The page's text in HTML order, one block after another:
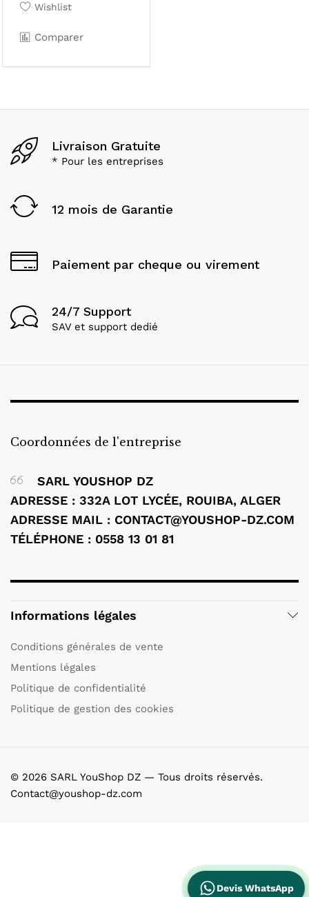
Wishlist
Comparer
Livraison Gratuite
* Pour les entreprises
12 mois de Garantie
Paiement par cheque ou virement
24/7 Support
SAV et support dedié
Coordonnées de l'entreprise
SARL YOUSHOP DZ
ADRESSE : 332A LOT LYCÉE, ROUIBA, ALGER
ADRESSE MAIL : CONTACT@YOUSHOP-DZ.COM
TÉLÉPHONE : 0558 13 01 81
Informations légales
Conditions générales de vente
Mentions légales
Politique de confidentialité
Politique de gestion des cookies
© 2026 SARL YouShop DZ — Tous droits réservés.
Contact@youshop-dz.com
Devis WhatsApp